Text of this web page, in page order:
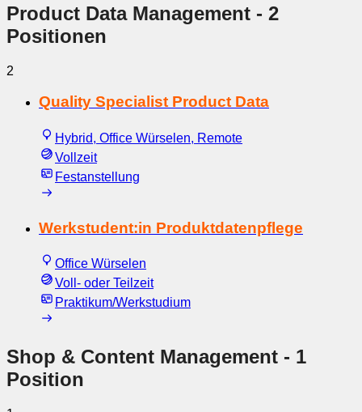
Product Data Management - 2
Positionen
2
Quality Specialist Product Data
Hybrid, Office Würselen, Remote
Vollzeit
Festanstellung
Werkstudent:in Produktdatenpflege
Office Würselen
Voll- oder Teilzeit
Praktikum/Werkstudium
Shop & Content Management - 1
Position